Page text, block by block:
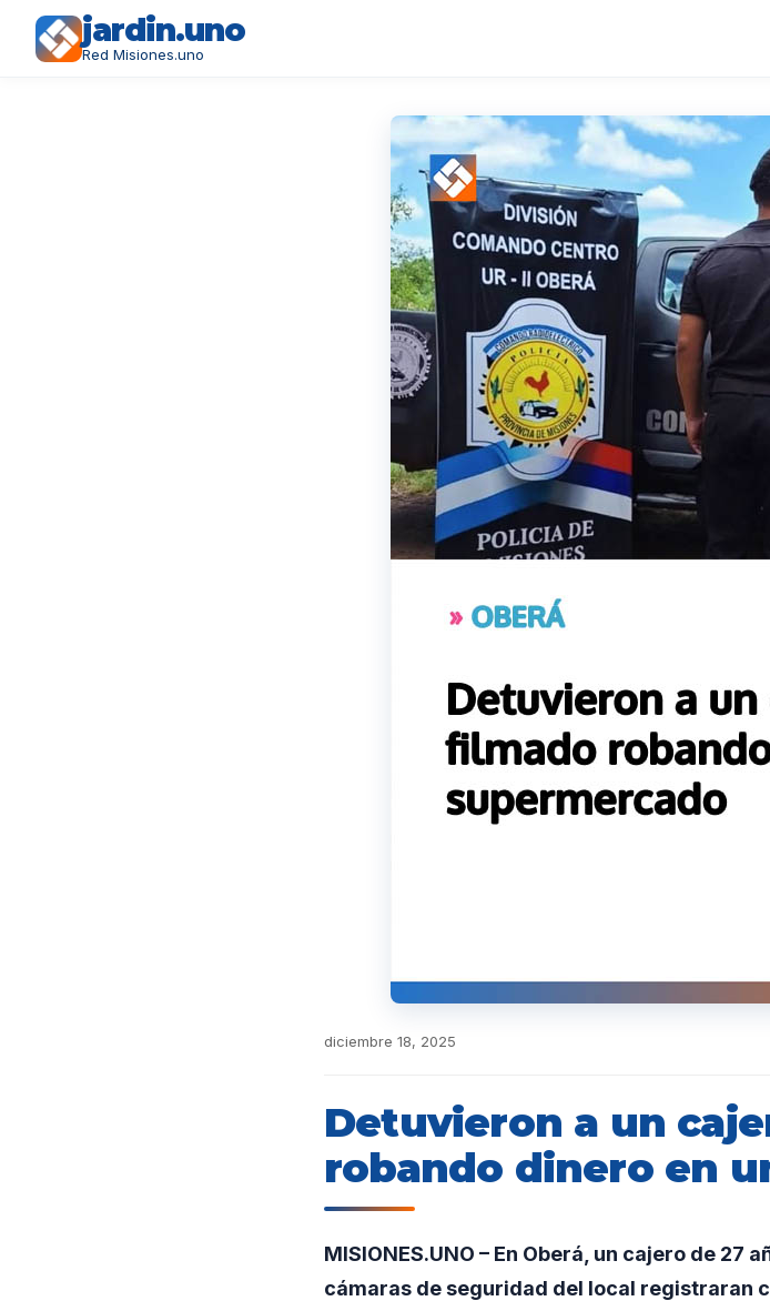
jardin.uno
Red Misiones.uno
diciembre 18, 2025
Detuvieron a un
robando dinero en
MISIONES.UNO – En Oberá, un cajero de 27
cámaras de seguridad del local registraran